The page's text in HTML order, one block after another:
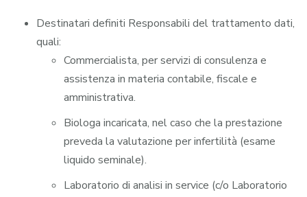
Destinatari definiti Responsabili del trattamento dati,
quali:
Commercialista, per servizi di consulenza e
assistenza in materia contabile, fiscale e
amministrativa.
Biologa incaricata, nel caso che la prestazione
preveda la valutazione per infertilità (esame
liquido seminale).
Laboratorio di analisi in service (c/o Laboratorio